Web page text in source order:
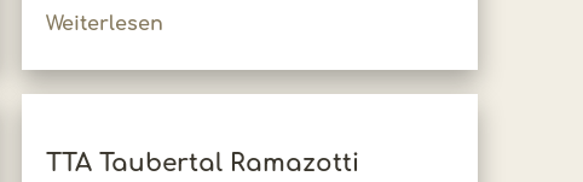
Weiterlesen
TTA Taubertal Ramazotti